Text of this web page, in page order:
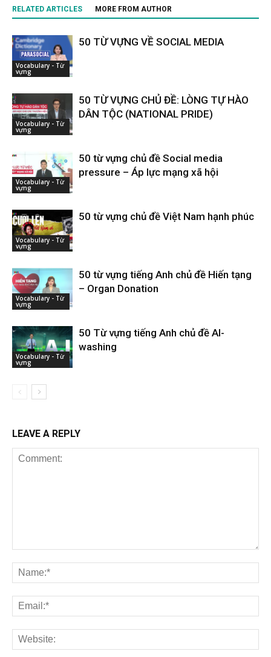
RELATED ARTICLES MORE FROM AUTHOR
Vocabulary - Từ
vựng
50 TỪ VỰNG VỀ SOCIAL MEDIA
Vocabulary - Từ
vựng
50 TỪ VỰNG CHỦ ĐỀ: LÒNG TỰ HÀO
DÂN TỘC (NATIONAL PRIDE)
Vocabulary - Từ
vựng
50 từ vựng chủ đề Social media
pressure – Áp lực mạng xã hội
Vocabulary - Từ
vựng
50 từ vựng chủ đề Việt Nam hạnh phúc
Vocabulary - Từ
vựng
50 từ vựng tiếng Anh chủ đề Hiến tạng
– Organ Donation
Vocabulary - Từ
vựng
50 Từ vựng tiếng Anh chủ đề AI-
washing
LEAVE A REPLY